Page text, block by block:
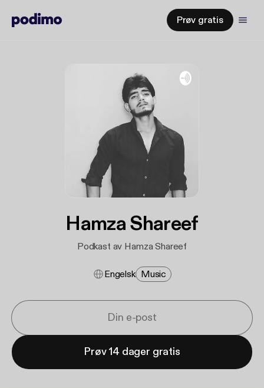
Prøv gratis
Hamza Shareef
Podkast av Hamza Shareef
Engelsk Music
Prøv 14 dager gratis